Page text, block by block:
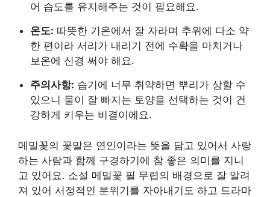
어 습도를 유지해주는 것이 필요해요.
온도: 따뜻한 기온에서 잘 자라며 추위에 다소 약
한 편이라 서리가 내리기 전에 수확을 마치거나
보온에 신경 써야 해요.
주의사항: 습기에 너무 취약하면 뿌리가 상할 수
있으니 물이 잘 빠지는 토양을 선택하는 것이 건
강하게 키우는 비결이에요.
메밀꽃의 꽃말은 연인이라는 뜻을 담고 있어서 사랑
하는 사람과 함께 구경하기에 참 좋은 의미를 지니
고 있어요. 소설 메밀꽃 필 무렵의 배경으로 잘 알려
져 있어 서정적인 분위기를 자아내기도 하고 드라마